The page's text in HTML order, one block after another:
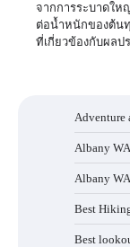
จากการระบาดให
ต่อน้ำหนักของต้น
ที่เกี่ยวข้องกับผลป
Adventure
Albany
Albany WA
Best
Best